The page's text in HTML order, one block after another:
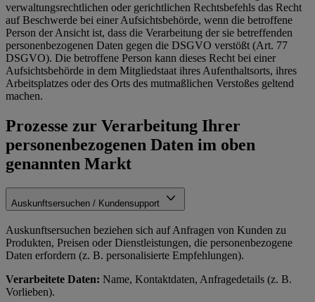
verwaltungsrechtlichen oder gerichtlichen Rechtsbefehls das Recht
auf Beschwerde bei einer Aufsichtsbehörde, wenn die betroffene
Person der Ansicht ist, dass die Verarbeitung der sie betreffenden
personenbezogenen Daten gegen die DSGVO verstößt (Art. 77
DSGVO). Die betroffene Person kann dieses Recht bei einer
Aufsichtsbehörde in dem Mitgliedstaat ihres Aufenthaltsorts, ihres
Arbeitsplatzes oder des Orts des mutmaßlichen Verstoßes geltend
machen.
Prozesse zur Verarbeitung Ihrer
personenbezogenen Daten im oben
genannten Markt
Auskunftsersuchen / Kundensupport
Auskunftsersuchen beziehen sich auf Anfragen von Kunden zu
Produkten, Preisen oder Dienstleistungen, die personenbezogene
Daten erfordern (z. B. personalisierte Empfehlungen).
Verarbeitete Daten: Name, Kontaktdaten, Anfragedetails (z. B.
Vorlieben).